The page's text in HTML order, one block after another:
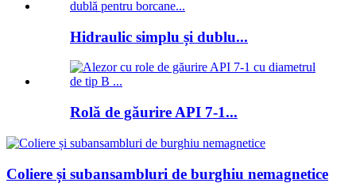
Hidraulic simplu și dublu...
Rolă de găurire API 7-1...
Coliere și subansambluri de burghiu nemagnetice